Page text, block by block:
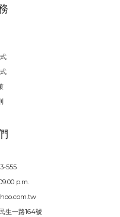
555
p.m.
生一路164號